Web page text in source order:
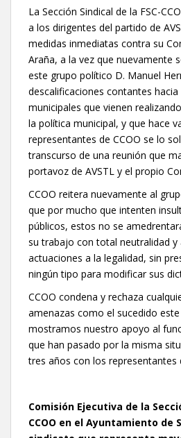
La Sección Sindical de la FSC-
a los dirigentes del partido de
medidas inmediatas contra su
Araña, a la vez que nuevamente
este grupo político D. Manuel
descalificaciones contantes
municipales que vienen
la política municipal, y que hace
representantes de CCOO se lo
transcurso de una reunión que
portavoz de AVSTL y el propio
CCOO reitera nuevamente al
que por mucho que intenten
públicos, estos no se
su trabajo con total neutralidad y
actuaciones a la legalidad, sin
ningún tipo para modificar sus
CCOO condena y rechaza
amenazas como el sucedido
mostramos nuestro apoyo al
que han pasado por la misma
tres años con los representantes
Comisión Ejecutiva de la
CCOO en el Ayuntamiento de